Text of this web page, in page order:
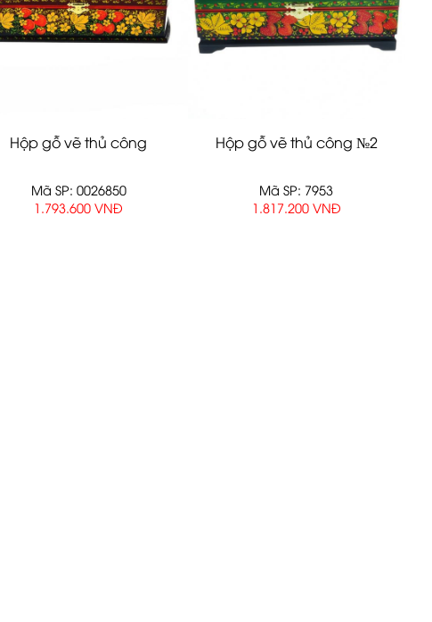
Hộp gỗ vẽ thủ công
Mã SP: 0026850
1.793.600 VNĐ
Hộp gỗ vẽ thủ công №2
Mã SP: 7953
1.817.200 VNĐ